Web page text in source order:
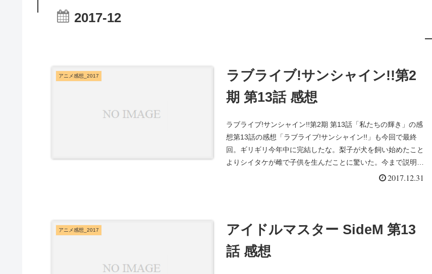
2017-12
アニメ感想_2017
ラブライブ!サンシャイン!!第2
期 第13話 感想
ラブライブ!サンシャイン!!第2期 第13話「私たちの輝き」の感
想第13話の感想「ラブライブ!サンシャイン!!」も今回で最終
回。ギリギリ今年中に完結したな。梨子が犬を飼い始めたこと
よりシイタケが雌で子供を生んだことに驚いた。今まで説明が
2017.12.31
アニメ感想_2017
アイドルマスター SideM 第13
話 感想